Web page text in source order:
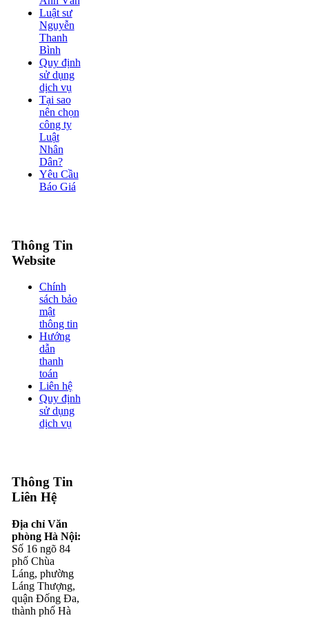
Luật sư
Nguyễn
Thanh
Bình
Quy định
sử dụng
dịch vụ
Tại sao
nên chọn
công ty
Luật
Nhân
Dân?
Yêu Cầu
Báo Giá
Thông Tin
Website
Chính
sách bảo
mật
thông tin
Hướng
dẫn
thanh
toán
Liên hệ
Quy định
sử dụng
dịch vụ
Thông Tin
Liên Hệ
Địa chỉ Văn
phòng Hà Nội:
Số 16 ngõ 84
phố Chùa
Láng, phường
Láng Thượng,
quận Đống Đa,
thành phố Hà